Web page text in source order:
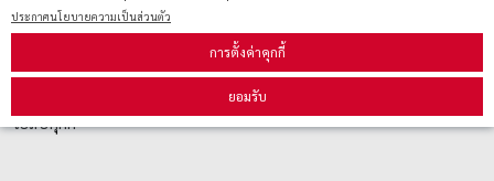
ประกาศนโยบายความเป็นส่วนตัว
การตั้งค่าคุกกี้
ยอมรับ
คู่มือนักช้อป
วิธีลบคุกกี้